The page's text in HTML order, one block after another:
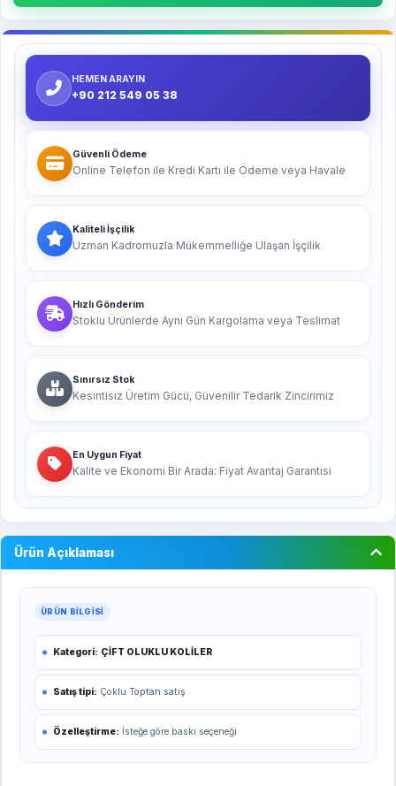
HEMEN ARAYIN
+90 212 549 05 38
Güvenli Ödeme
Online Telefon ile Kredi Kartı ile Ödeme veya Havale
Kaliteli İşçilik
Uzman Kadromuzla Mükemmelliğe Ulaşan İşçilik
Hızlı Gönderim
Stoklu Ürünlerde Aynı Gün Kargolama veya Teslimat
Sınırsız Stok
Kesintisiz Üretim Gücü, Güvenilir Tedarik Zincirimiz
En Uygun Fiyat
Kalite ve Ekonomi Bir Arada: Fiyat Avantaj Garantisi
Ürün Açıklaması
ÜRÜN BILGISI
Kategori: ÇİFT OLUKLU KOLİLER
Satış tipi: Çoklu Toptan satış
Özelleştirme: İsteğe göre baskı seçeneği